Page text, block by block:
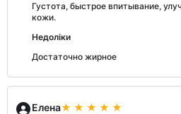
Густота, быстрое впитывание,
кожи.
Недоліки
Достаточно жирное
Елена